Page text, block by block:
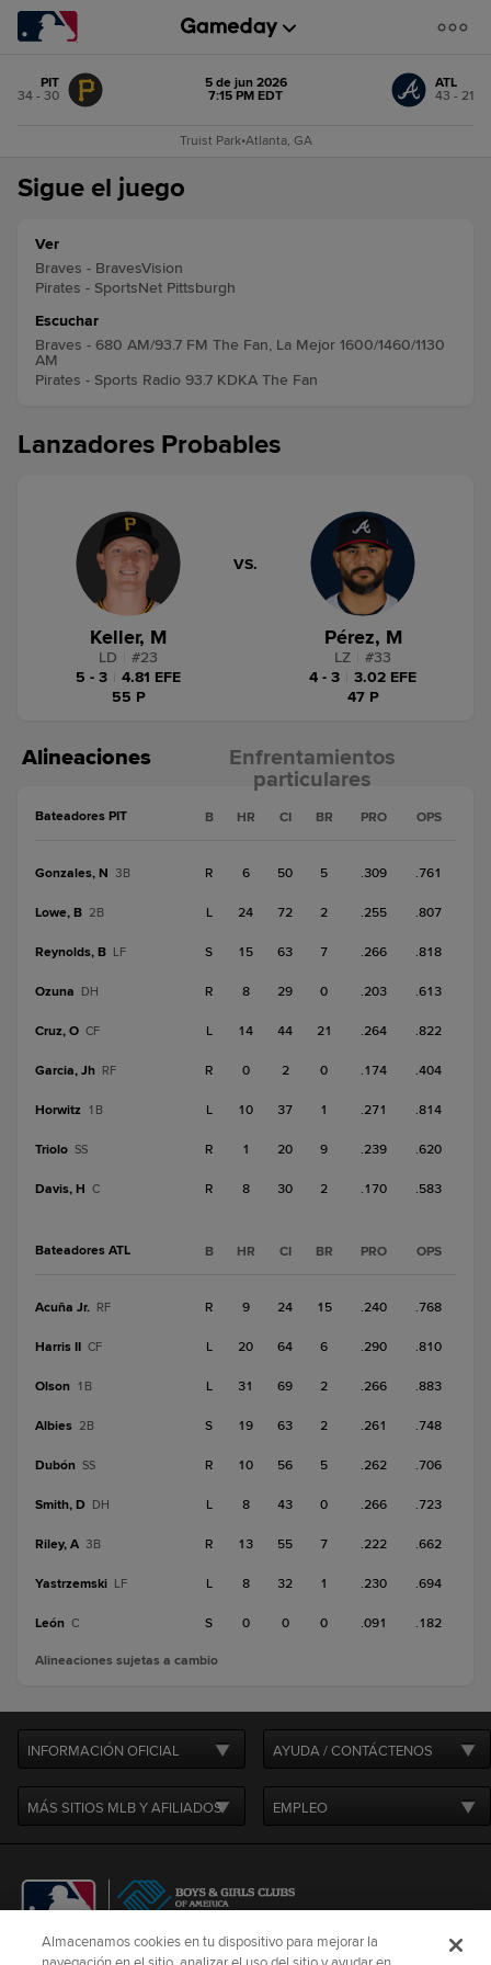
PIT
34 - 30
5 de jun 2026
7:15 PM EDT
ATL
43 - 21
Truist Park•Atlanta, GA
Sigue el juego
Ver
Braves - BravesVision
Pirates - SportsNet Pittsburgh
Escuchar
Braves - 680 AM/93.7 FM The Fan, La Mejor 1600/1460/1130
AM
Pirates - Sports Radio 93.7 KDKA The Fan
Lanzadores Probables
Keller, M
LD #23
5 - 3
4.81 EFE
55 P
VS.
Pérez, M
LZ #33
4 - 3
3.02 EFE
47 P
Alineaciones
Enfrentamientos
particulares
Bateadores PIT B HR CI BR PRO OPS
Gonzales, N 3B R 6 50 5 .309 .761
Lowe, B 2B L 24 72 2 .255 .807
Reynolds, B LF S 15 63 7 .266 .818
Ozuna DH R 8 29 0 .203 .613
Cruz, O CF L 14 44 21 .264 .822
Garcia, Jh RF R 0 2 0 .174 .404
Horwitz 1B L 10 37 1 .271 .814
Triolo SS R 1 20 9 .239 .620
Davis, H C R 8 30 2 .170 .583
Bateadores ATL B HR CI BR PRO OPS
Acuña Jr. RF R 9 24 15 .240 .768
Harris II CF L 20 64 6 .290 .810
Olson 1B L 31 69 2 .266 .883
Albies 2B S 19 63 2 .261 .748
Dubón SS R 10 56 5 .262 .706
Smith, D DH L 8 43 0 .266 .723
Riley, A 3B R 13 55 7 .222 .662
Yastrzemski LF L 8 32 1 .230 .694
León C S 0 0 0 .091 .182
Alineaciones sujetas a cambio
INFORMACIÓN OFICIAL AYUDA / CONTÁCTENOS
MÁS SITIOS MLB Y AFILIADOS EMPLEO
Almacenamos cookies en tu dispositivo para mejorar la